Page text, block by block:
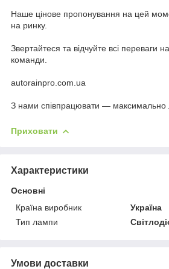
Наше цінове пропонування на цей
на ринку.
Звертайтеся та відчуйте всі переваги
команди.
autorainpro.com.ua
З нами співпрацювати — максимально
Приховати
Характеристики
Основні
Країна виробник
Україна
Тип лампи
Умови доставки